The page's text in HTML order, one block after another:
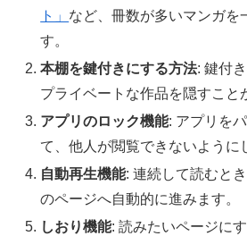
ト」 など、冊数が多いマンガを
す。
本棚を鍵付きにする方法: 鍵付
プライベートな作品を隠すこと
アプリのロック機能: アプリを
て、他人が閲覧できないように
自動再生機能: 連続して読むと
のページへ自動的に進みます。
しおり機能: 読みたいページに